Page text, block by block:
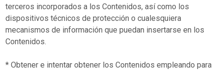
terceros incorporados a los Contenidos, así como los
dispositivos técnicos de protección o cualesquiera
mecanismos de información que puedan insertarse en los
Contenidos.
* Obtener e intentar obtener los Contenidos empleando para